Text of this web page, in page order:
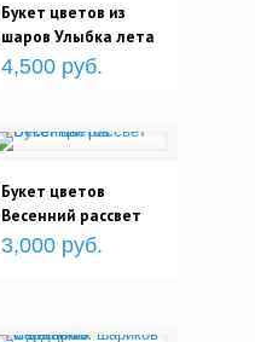
Букет цветов из
шаров Улыбка лета
4,500 руб.
Букет цветов
Весенний рассвет
3,000 руб.